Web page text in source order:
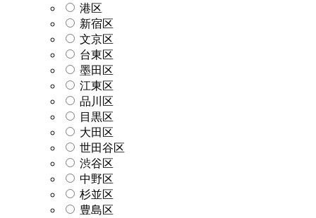
港区
新宿区
文京区
台東区
墨田区
江東区
品川区
目黒区
大田区
世田谷区
渋谷区
中野区
杉並区
豊島区